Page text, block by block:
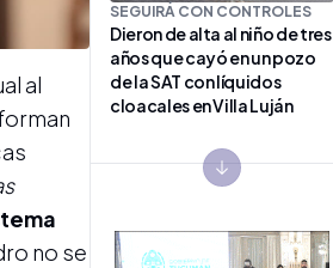
al
no se
SEGUIRÁ CON CONTROLES
Dieron de alta al niño de tres
años que cayó en un pozo
de la SAT con líquidos
cloacales en Villa Luján
Next slide